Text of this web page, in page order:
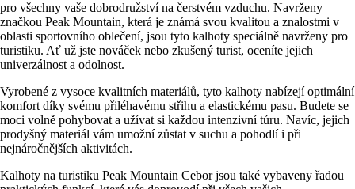
pro všechny vaše dobrodružství na čerstvém vzduchu. Navrženy
značkou Peak Mountain, která je známá svou kvalitou a znalostmi v
oblasti sportovního oblečení, jsou tyto kalhoty speciálně navrženy pro
turistiku. Ať už jste nováček nebo zkušený turist, oceníte jejich
univerzálnost a odolnost.
Vyrobené z vysoce kvalitních materiálů, tyto kalhoty nabízejí optimální
komfort díky svému přiléhavému střihu a elastickému pasu. Budete se
moci volně pohybovat a užívat si každou intenzivní túru. Navíc, jejich
prodyšný materiál vám umožní zůstat v suchu a pohodlí i při
nejnáročnějších aktivitách.
Kalhoty na turistiku Peak Mountain Cebor jsou také vybaveny řadou